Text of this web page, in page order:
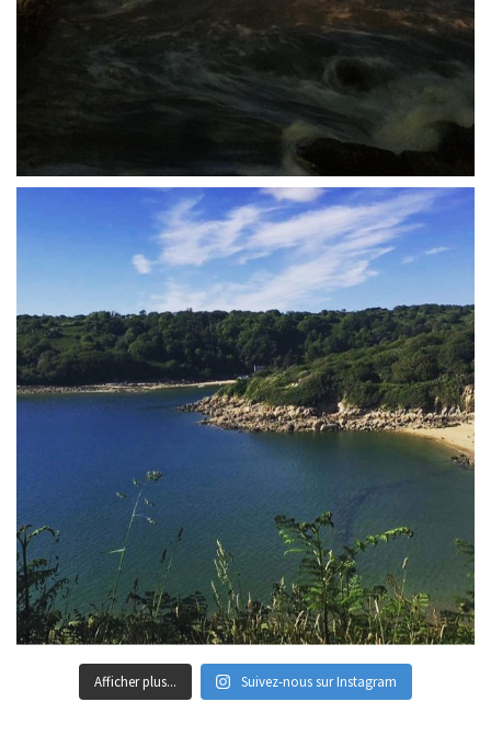
Afficher plus... Suivez-nous sur Instagram